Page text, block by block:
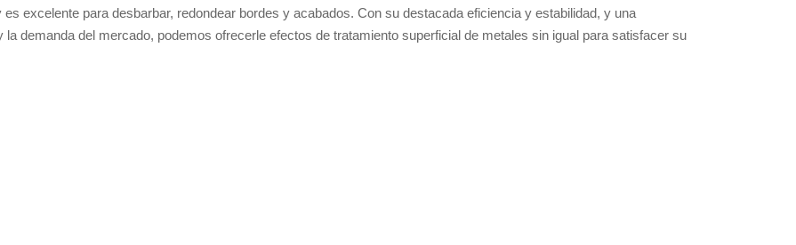
excelente para desbarbar, redondear bordes y acabados. Con su destacada eficiencia y estabilidad, y una
demanda del mercado, podemos ofrecerle efectos de tratamiento superficial de metales sin igual para satisfacer su